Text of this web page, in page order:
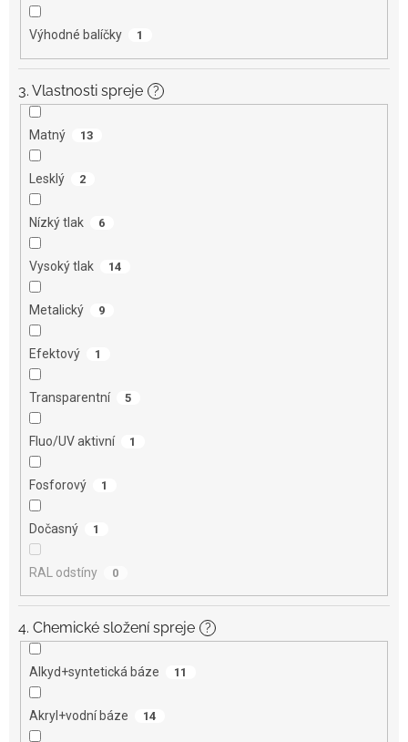
Výhodné balíčky 1
3. Vlastnosti spreje ?
Matný 13
Lesklý 2
Nízký tlak 6
Vysoký tlak 14
Metalický 9
Efektový 1
Transparentní 5
Fluo/UV aktivní 1
Fosforový 1
Dočasný 1
RAL odstíny 0
4. Chemické složení spreje ?
Alkyd+syntetická báze 11
Akryl+vodní báze 14